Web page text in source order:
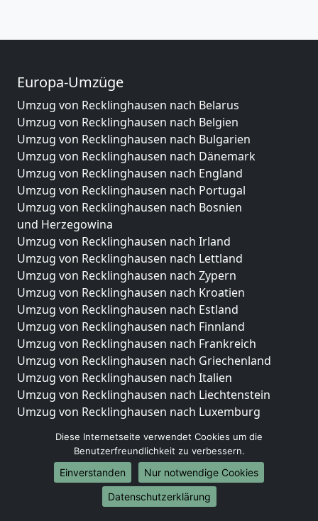
Europa-Umzüge
Umzug von Recklinghausen nach Belarus
Umzug von Recklinghausen nach Belgien
Umzug von Recklinghausen nach Bulgarien
Umzug von Recklinghausen nach Dänemark
Umzug von Recklinghausen nach England
Umzug von Recklinghausen nach Portugal
Umzug von Recklinghausen nach Bosnien
und Herzegowina
Umzug von Recklinghausen nach Irland
Umzug von Recklinghausen nach Lettland
Umzug von Recklinghausen nach Zypern
Umzug von Recklinghausen nach Kroatien
Umzug von Recklinghausen nach Estland
Umzug von Recklinghausen nach Finnland
Umzug von Recklinghausen nach Frankreich
Umzug von Recklinghausen nach Griechenland
Umzug von Recklinghausen nach Italien
Umzug von Recklinghausen nach Liechtenstein
Umzug von Recklinghausen nach Luxemburg
Umzug von Recklinghausen nach Norwegen
Umzüge-Deutschlandweit
Umzug von Recklinghausen nach Berlin
Diese Internetseite verwendet Cookies um die
Benutzerfreundlichkeit zu verbessern.
Einverstanden
Nur notwendige Cookies
Datenschutzerklärung